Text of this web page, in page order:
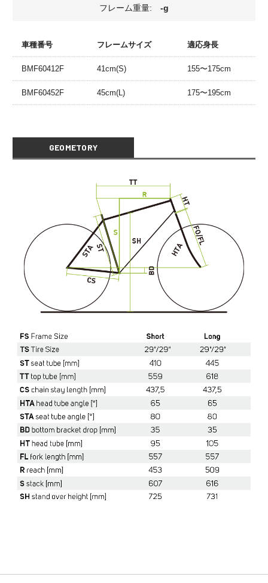
フレーム重量: -g
車種番号 フレームサイズ 適応身長
BMF60412F 41cm(S) 155〜175cm
BMF60452F 45cm(L) 175〜195cm
GEOMETORY